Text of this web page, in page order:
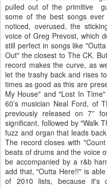
pulled out of the primitive
some of the best songs
noticed, overused, the
voice of Greg Prevost, which
still perfect in songs like
Out" the closest to The CK.
record makes the curve, as
let the trashy back and rises
times as good as this are
My House" and "Lost In
60’s musician Neal Ford, of
previously released on 7''
significant, followed by "Walk
fuzz and organ that leads
The record closes with
beats of drums and the voice
be accompanied by a r&b
add that, "Outta Here!!" is
of 2010 lists, because it's